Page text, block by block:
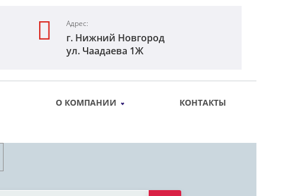
Адрес:
г. Нижний Новгород
ул. Чаадаева 1Ж
О КОМПАНИИ
КОНТАКТЫ